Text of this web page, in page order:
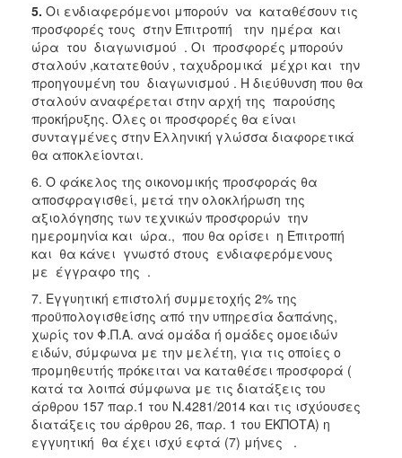
5. Οι ενδιαφερόμενοι μπορούν να καταθέσουν τις
προσφορές τους στην Επιτροπή την ημέρα και
ώρα του διαγωνισμού . Οι προσφορές μπορούν
σταλούν ,κατατεθούν , ταχυδρομικά μέχρι και την
προηγουμένη του διαγωνισμού . Η διεύθυνση που θα
σταλούν αναφέρεται στην αρχή της παρούσης
προκήρυξης. Όλες οι προσφορές θα είναι
συνταγμένες στην Ελληνική γλώσσα διαφορετικά
θα αποκλείονται.
6. Ο φάκελος της οικονομικής προσφοράς θα
αποσφραγισθεί, μετά την ολοκλήρωση της
αξιολόγησης των τεχνικών προσφορών την
ημερομηνία και ώρα., που θα ορίσει η Επιτροπή
και θα κάνει γνωστό στους ενδιαφερόμενους
με έγγραφο της .
7. Εγγυητική επιστολή συμμετοχής 2% της
προϋπολογισθείσης από την υπηρεσία δαπάνης,
χωρίς τον Φ.Π.Α. ανά ομάδα ή ομάδες ομοειδών
ειδών, σύμφωνα με την μελέτη, για τις οποίες ο
προμηθευτής πρόκειται να καταθέσει προσφορά (
κατά τα λοιπά σύμφωνα με τις διατάξεις του
άρθρου 157 παρ.1 του Ν.4281/2014 και τις ισχύουσες
διατάξεις του άρθρου 26, παρ. 1 του ΕΚΠΟΤΑ) η
εγγυητική θα έχει ισχύ εφτά (7) μήνες .